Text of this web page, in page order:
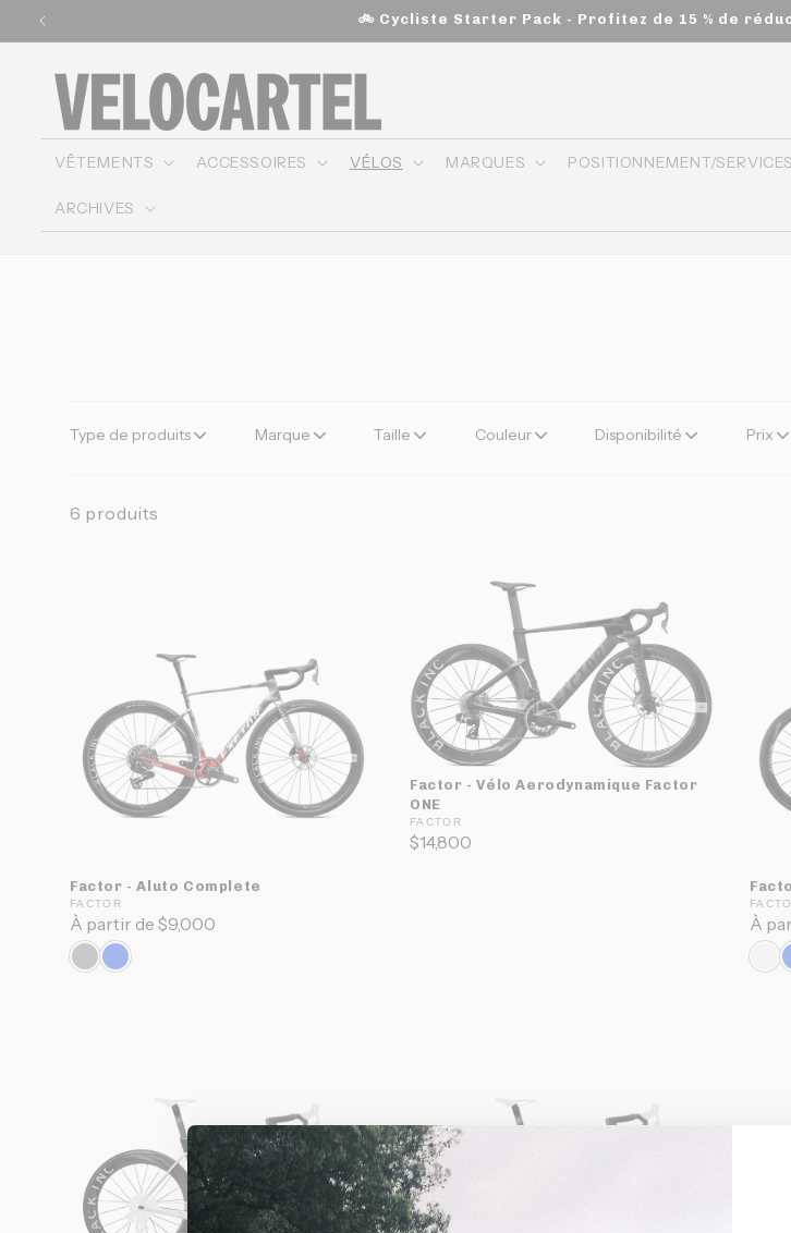
passer
au
🚲 Cycliste Starter Pack - Profitez de 15 % de
VÊTEMENTS ACCESSOIRES VÉLOS MARQUES POSITIONNEMENT/SERVICES
ARCHIVES
Type de produits Marque Taille Couleur Disponibilité Prix
6 produits
Factor - Aluto Complete
FACTOR
À partir de $9,000
Factor - Vélo Aerodynamique Factor
ONE
FACTOR
$14,800
À